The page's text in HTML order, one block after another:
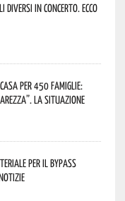
DiVersi in concerto. Ecco
per 450 famiglie:
La situazione
per il Bypass